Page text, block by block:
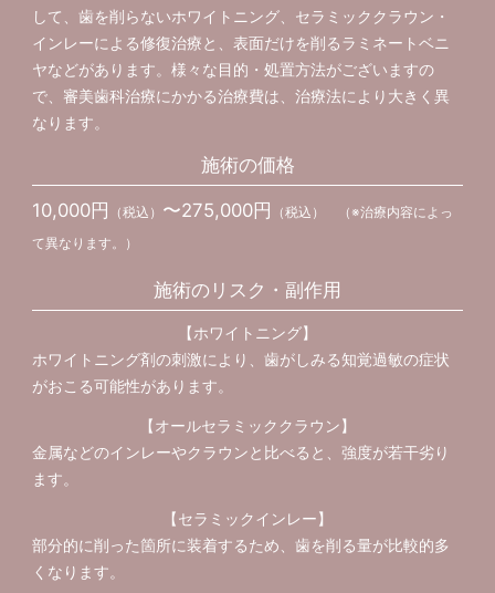
して、歯を削らないホワイトニング、セラミッククラウン・
インレーによる修復治療と、表面だけを削るラミネートベニ
ヤなどがあります。様々な目的・処置方法がございますの
で、審美歯科治療にかかる治療費は、治療法により大きく異
なります。
施術の価格
10,000円 （税込） 〜275,000円
（税込） （※治療内容によっ
て異なります。）
施術のリスク・副作用
【ホワイトニング】
ホワイトニング剤の刺激により、歯がしみる知覚過敏の症状
がおこる可能性があります。
【オールセラミッククラウン】
金属などのインレーやクラウンと比べると、強度が若干劣り
ます。
【セラミックインレー】
部分的に削った箇所に装着するため、歯を削る量が比較的多
くなります。